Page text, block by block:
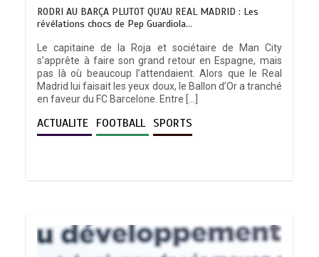
RODRI AU BARÇA PLUTOT QU’AU REAL MADRID : Les
révélations chocs de Pep Guardiola…
Le capitaine de la Roja et sociétaire de Man City
s’apprête à faire son grand retour en Espagne, mais
pas là où beaucoup l’attendaient. Alors que le Real
Madrid lui faisait les yeux doux, le Ballon d’Or a tranché
en faveur du FC Barcelone. Entre […]
ACTUALITE FOOTBALL SPORTS